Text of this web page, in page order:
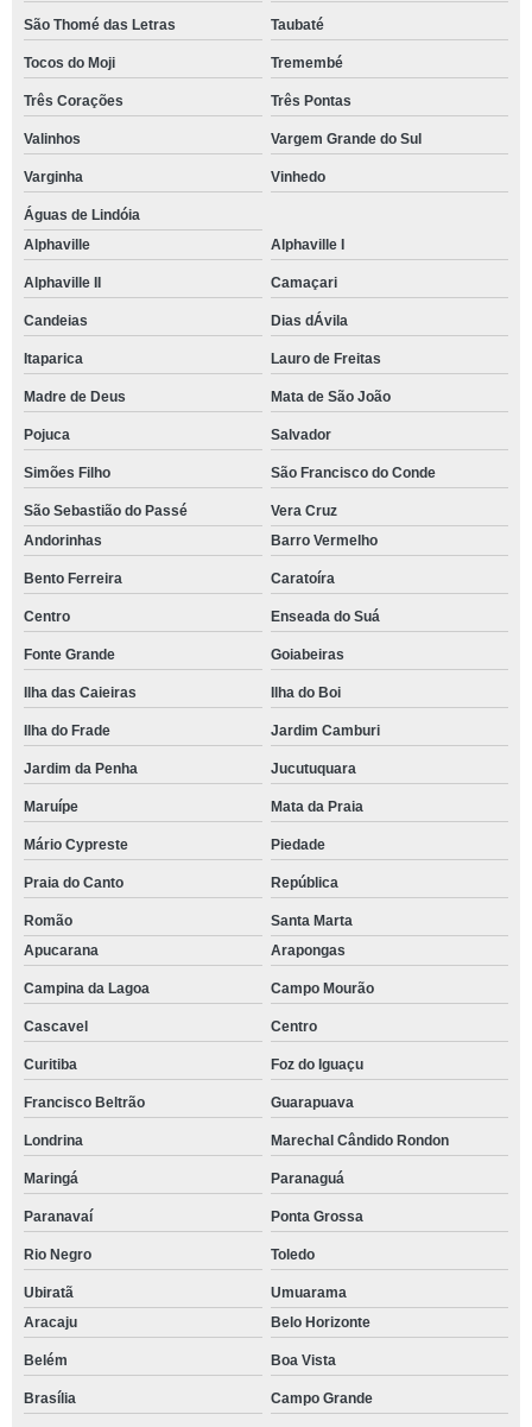
São Thomé das Letras Taubaté
Tocos do Moji Tremembé
Três Corações Três Pontas
Valinhos Vargem Grande do Sul
Varginha Vinhedo
Águas de Lindóia
Alphaville
Alphaville I
Alphaville II Camaçari
Candeias Dias dÁvila
Itaparica Lauro de Freitas
Madre de Deus Mata de São João
Pojuca Salvador
Simões Filho São Francisco do Conde
São Sebastião do Passé
Vera Cruz
Andorinhas
Barro Vermelho
Bento Ferreira Caratoíra
Centro Enseada do Suá
Fonte Grande Goiabeiras
Ilha das Caieiras Ilha do Boi
Ilha do Frade Jardim Camburi
Jardim da Penha Jucutuquara
Maruípe Mata da Praia
Mário Cypreste Piedade
Praia do Canto República
Romão
Santa Marta
Apucarana
Arapongas
Campina da Lagoa Campo Mourão
Cascavel Centro
Curitiba Foz do Iguaçu
Francisco Beltrão Guarapuava
Londrina Marechal Cândido Rondon
Maringá Paranaguá
Paranavaí Ponta Grossa
Rio Negro Toledo
Ubiratã
Umuarama
Aracaju
Belo Horizonte
Belém Boa Vista
Brasília Campo Grande